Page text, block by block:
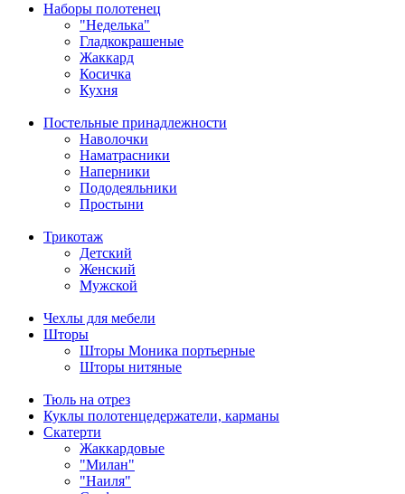
Наборы полотенец
"Неделька"
Гладкокрашеные
Жаккард
Косичка
Кухня
Постельные принадлежности
Наволочки
Наматрасники
Наперники
Пододеяльники
Простыни
Трикотаж
Детский
Женский
Мужской
Чехлы для мебели
Шторы
Шторы Моника портьерные
Шторы нитяные
Тюль на отрез
Куклы полотенцедержатели, карманы
Скатерти
Жаккардовые
"Милан"
"Наиля"